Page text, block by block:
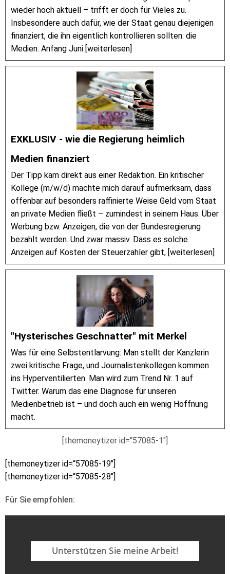
wieder hoch aktuell – trifft er doch für Vieles zu.
Insbesondere auch dafür, wie der Staat genau diejenigen
finanziert, die ihn eigentlich kontrollieren sollten: die
Medien. Anfang Juni [weiterlesen]
EXKLUSIV - wie die Regierung heimlich
Medien finanziert
Der Tipp kam direkt aus einer Redaktion. Ein kritischer
Kollege (m/w/d) machte mich darauf aufmerksam, dass
offenbar auf besonders raffinierte Weise Geld vom Staat
an private Medien fließt – zumindest in seinem Haus. Über
Werbung bzw. Anzeigen, die von der Bundesregierung
bezahlt werden. Und zwar massiv. Dass es solche
Anzeigen auf Kosten der Steuerzahler gibt, [weiterlesen]
"Hysterisches Geschnatter" mit Merkel
Was für eine Selbstentlarvung: Man stellt der Kanzlerin
zwei kritische Frage, und Journalistenkollegen kommen
ins Hyperventilierten. Man wird zum Trend Nr. 1 auf
Twitter. Warum das eine Diagnose für unseren
Medienbetrieb ist – und doch auch ein wenig Hoffnung
macht.
[themoneytizer id=“57085-1″]
[themoneytizer id=“57085-19″]
[themoneytizer id=“57085-28″]
Für Sie empfohlen:
Unterstützen Sie meine Arbeit!